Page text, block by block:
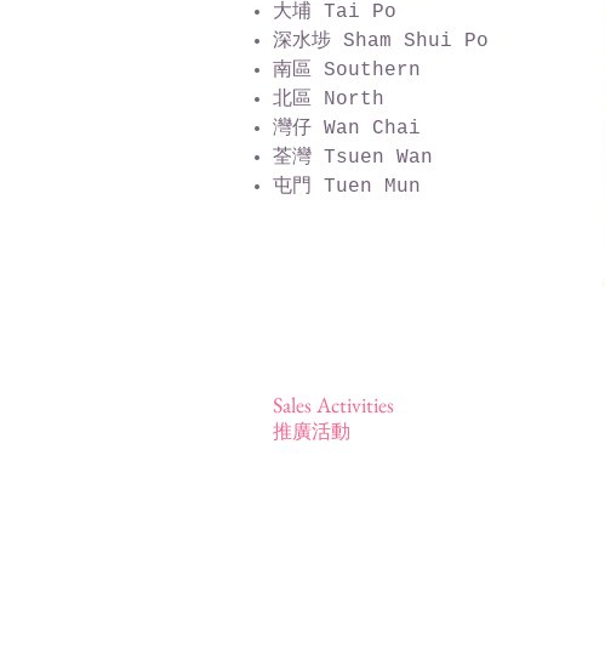
大埔 Tai Po
深水埗 Sham Shui Po
南區 Southern
北區 North
灣仔 Wan Chai
荃灣 Tsuen Wan
屯門 Tuen Mun
Sales Activities
推廣活動